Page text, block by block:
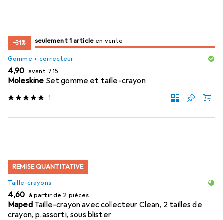
−31% juste 1 pièceen vente
seulement 1 article en vente
Gomme + correcteur
EUR
4,90 avant EUR
7,15
Moleskine Set gomme et taille-crayon
1
REMISE QUANTITATIVE
Taille-crayons
EUR
4,60 à partir de 2 pièces
Maped Taille-crayon avec collecteur Clean, 2 tailles de
crayon, p.assorti, sous blister